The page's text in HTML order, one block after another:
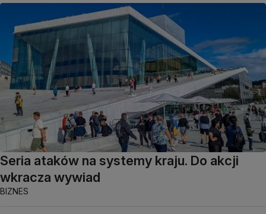
Seria ataków na systemy kraju. Do akcji
wkracza wywiad
BIZNES